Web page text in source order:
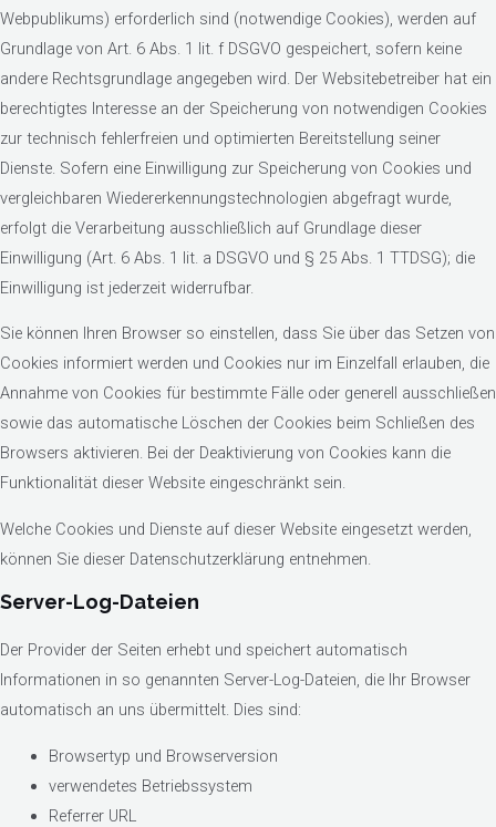
Webpublikums) erforderlich sind (notwendige Cookies), werden auf
Grundlage von Art. 6 Abs. 1 lit. f DSGVO gespeichert, sofern keine
andere Rechtsgrundlage angegeben wird. Der Websitebetreiber hat ein
berechtigtes Interesse an der Speicherung von notwendigen Cookies
zur technisch fehlerfreien und optimierten Bereitstellung seiner
Dienste. Sofern eine Einwilligung zur Speicherung von Cookies und
vergleichbaren Wiedererkennungstechnologien abgefragt wurde,
erfolgt die Verarbeitung ausschließlich auf Grundlage dieser
Einwilligung (Art. 6 Abs. 1 lit. a DSGVO und § 25 Abs. 1 TTDSG); die
Einwilligung ist jederzeit widerrufbar.
Sie können Ihren Browser so einstellen, dass Sie über das Setzen von
Cookies informiert werden und Cookies nur im Einzelfall erlauben, die
Annahme von Cookies für bestimmte Fälle oder generell ausschließen
sowie das automatische Löschen der Cookies beim Schließen des
Browsers aktivieren. Bei der Deaktivierung von Cookies kann die
Funktionalität dieser Website eingeschränkt sein.
Welche Cookies und Dienste auf dieser Website eingesetzt werden,
können Sie dieser Datenschutzerklärung entnehmen.
Server-Log-Dateien
Der Provider der Seiten erhebt und speichert automatisch
Informationen in so genannten Server-Log-Dateien, die Ihr Browser
automatisch an uns übermittelt. Dies sind:
Browsertyp und Browserversion
verwendetes Betriebssystem
Referrer URL